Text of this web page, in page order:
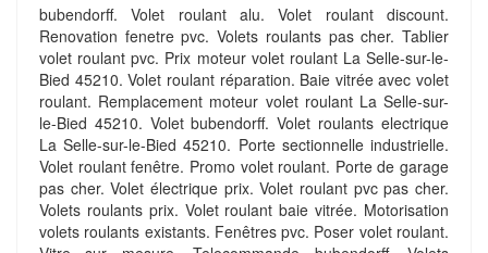
bubendorff. Volet roulant alu. Volet roulant discount.
Renovation fenetre pvc. Volets roulants pas cher. Tablier
volet roulant pvc. Prix moteur volet roulant La Selle-sur-le-
Bied 45210. Volet roulant réparation. Baie vitrée avec volet
roulant. Remplacement moteur volet roulant La Selle-sur-
le-Bied 45210. Volet bubendorff. Volet roulants electrique
La Selle-sur-le-Bied 45210. Porte sectionnelle industrielle.
Volet roulant fenêtre. Promo volet roulant. Porte de garage
pas cher. Volet électrique prix. Volet roulant pvc pas cher.
Volets roulants prix. Volet roulant baie vitrée. Motorisation
volets roulants existants. Fenêtres pvc. Poser volet roulant.